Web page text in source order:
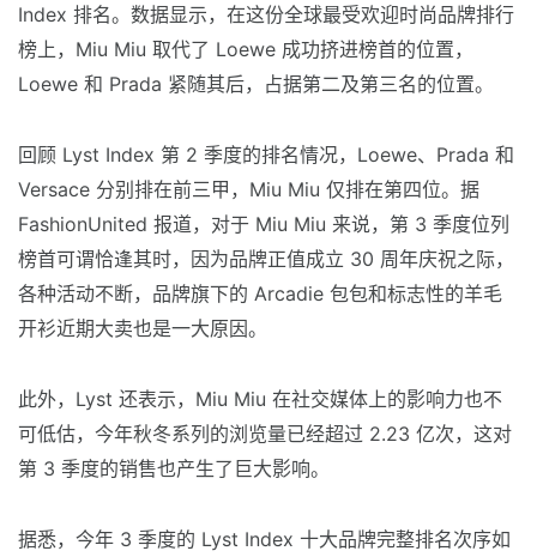
Index 排名。数据显示，在这份全球最受欢迎时尚品牌排行
榜上，Miu Miu 取代了 Loewe 成功挤进榜首的位置，
Loewe 和 Prada 紧随其后，占据第二及第三名的位置。
回顾 Lyst Index 第 2 季度的排名情况，Loewe、Prada 和
Versace 分别排在前三甲，Miu Miu 仅排在第四位。据
FashionUnited 报道，对于 Miu Miu 来说，第 3 季度位列
榜首可谓恰逢其时，因为品牌正值成立 30 周年庆祝之际，
各种活动不断，品牌旗下的 Arcadie 包包和标志性的羊毛
开衫近期大卖也是一大原因。
此外，Lyst 还表示，Miu Miu 在社交媒体上的影响力也不
可低估，今年秋冬系列的浏览量已经超过 2.23 亿次，这对
第 3 季度的销售也产生了巨大影响。
据悉，今年 3 季度的 Lyst Index 十大品牌完整排名次序如